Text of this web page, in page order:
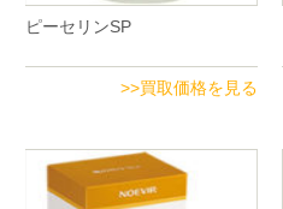
ピーセリンSP
>>買取価格を見る